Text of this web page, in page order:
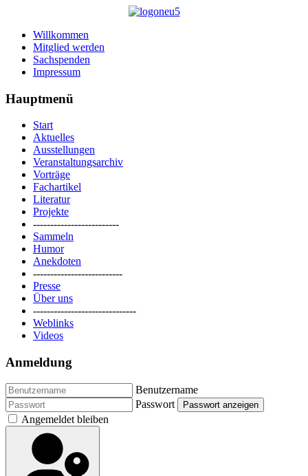
Willkommen
Mitglied werden
Sachspenden
Impressum
Hauptmenü
Start
Aktuelles
Ausstellungen
Veranstaltungsarchiv
Vorträge
Fachartikel
Literatur
Projekte
-------------------------
Sammeln
Humor
Anekdoten
--------------------------
Presse
Über uns
------------------------------
Weblinks
Videos
Anmeldung
Benutzername
Passwort
Passwort anzeigen
Angemeldet bleiben